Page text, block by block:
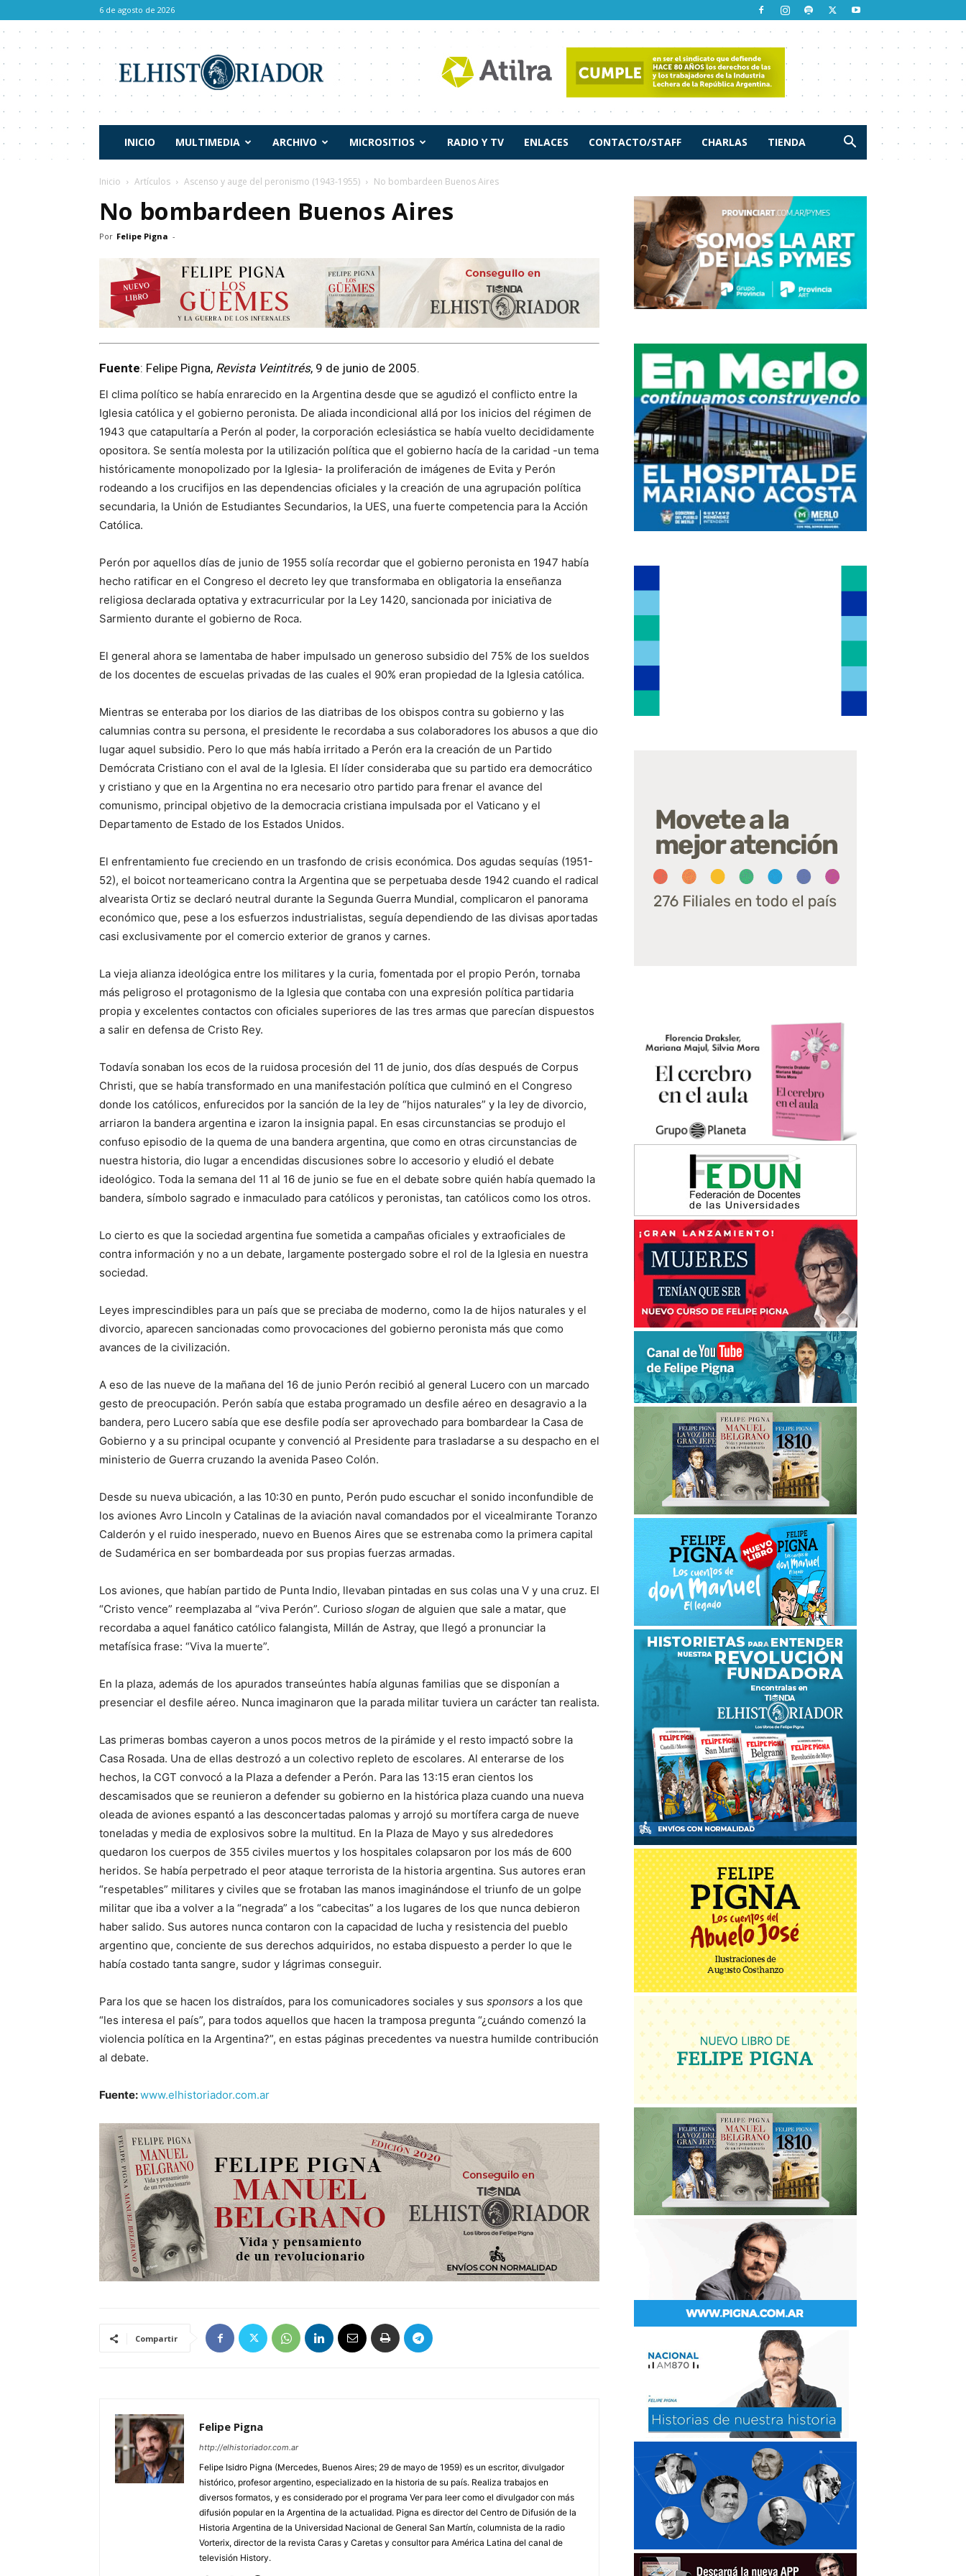
6 de agosto de 2026
Historiador
INICIO MULTIMEDIA ARCHIVO MICROSITIOS RADIO Y TV ENLACES CONTACTO/STAFF CHARLAS TIENDA
Inicio Artículos Ascenso y auge del peronismo (1943-1955) No bombardeen Buenos Aires
No bombardeen Buenos Aires
Por Felipe Pigna -
Fuente: Felipe Pigna, Revista Veintitrés, 9 de junio de 2005.
El clima político se había enrarecido en la Argentina desde que se agudizó el conflicto entre la
Iglesia católica y el gobierno peronista. De aliada incondicional allá por los inicios del régimen de
1943 que catapultaría a Perón al poder, la corporación eclesiástica se había vuelto decididamente
opositora. Se sentía molesta por la utilización política que el gobierno hacía de la caridad -un tema
históricamente monopolizado por la Iglesia- la proliferación de imágenes de Evita y Perón
rodeando a los crucifijos en las dependencias oficiales y la creación de una agrupación política
secundaria, la Unión de Estudiantes Secundarios, la UES, una fuerte competencia para la Acción
Católica.
Perón por aquellos días de junio de 1955 solía recordar que el gobierno peronista en 1947 había
hecho ratificar en el Congreso el decreto ley que transformaba en obligatoria la enseñanza
religiosa declarada optativa y extracurricular por la Ley 1420, sancionada por iniciativa de
Sarmiento durante el gobierno de Roca.
El general ahora se lamentaba de haber impulsado un generoso subsidio del 75% de los sueldos
de los docentes de escuelas privadas de las cuales el 90% eran propiedad de la Iglesia católica.
Mientras se enteraba por los diarios de las diatribas de los obispos contra su gobierno y las
calumnias contra su persona, el presidente le recordaba a sus colaboradores los abusos a que dio
lugar aquel subsidio. Pero lo que más había irritado a Perón era la creación de un Partido
Demócrata Cristiano con el aval de la Iglesia. El líder consideraba que su partido era democrático
y cristiano y que en la Argentina no era necesario otro partido para frenar el avance del
comunismo, principal objetivo de la democracia cristiana impulsada por el Vaticano y el
Departamento de Estado de los Estados Unidos.
El enfrentamiento fue creciendo en un trasfondo de crisis económica. Dos agudas sequías (1951-
52), el boicot norteamericano contra la Argentina que se perpetuaba desde 1942 cuando el radical
alvearista Ortiz se declaró neutral durante la Segunda Guerra Mundial, complicaron el panorama
económico que, pese a los esfuerzos industrialistas, seguía dependiendo de las divisas aportadas
casi exclusivamente por el comercio exterior de granos y carnes.
La vieja alianza ideológica entre los militares y la curia, fomentada por el propio Perón, tornaba
más peligroso el protagonismo de la Iglesia que contaba con una expresión política partidaria
propia y excelentes contactos con oficiales superiores de las tres armas que parecían dispuestos
a salir en defensa de Cristo Rey.
Todavía sonaban los ecos de la ruidosa procesión del 11 de junio, dos días después de Corpus
Christi, que se había transformado en una manifestación política que culminó en el Congreso
donde los católicos, enfurecidos por la sanción de la ley de “hijos naturales” y la ley de divorcio,
arriaron la bandera argentina e izaron la insignia papal. En esas circunstancias se produjo el
confuso episodio de la quema de una bandera argentina, que como en otras circunstancias de
nuestra historia, dio lugar a encendidas discusiones sobre lo accesorio y eludió el debate
ideológico. Toda la semana del 11 al 16 de junio se fue en el debate sobre quién había quemado la
bandera, símbolo sagrado e inmaculado para católicos y peronistas, tan católicos como los otros.
Lo cierto es que la sociedad argentina fue sometida a campañas oficiales y extraoficiales de
contra información y no a un debate, largamente postergado sobre el rol de la Iglesia en nuestra
sociedad.
Leyes imprescindibles para un país que se preciaba de moderno, como la de hijos naturales y el
divorcio, aparecen sancionadas como provocaciones del gobierno peronista más que como
avances de la civilización.
A eso de las nueve de la mañana del 16 de junio Perón recibió al general Lucero con un marcado
gesto de preocupación. Perón sabía que estaba programado un desfile aéreo en desagravio a la
bandera, pero Lucero sabía que ese desfile podía ser aprovechado para bombardear la Casa de
Gobierno y a su principal ocupante y convenció al Presidente para trasladarse a su despacho en el
ministerio de Guerra cruzando la avenida Paseo Colón.
Desde su nueva ubicación, a las 10:30 en punto, Perón pudo escuchar el sonido inconfundible de
los aviones Avro Lincoln y Catalinas de la aviación naval comandados por el vicealmirante Toranzo
Calderón y el ruido inesperado, nuevo en Buenos Aires que se estrenaba como la primera capital
de Sudamérica en ser bombardeada por sus propias fuerzas armadas.
Los aviones, que habían partido de Punta Indio, llevaban pintadas en sus colas una V y una cruz. El
“Cristo vence” reemplazaba al “viva Perón”. Curioso slogan de alguien que sale a matar, que
recordaba a aquel fanático católico falangista, Millán de Astray, que llegó a pronunciar la
metafísica frase: “Viva la muerte”.
En la plaza, además de los apurados transeúntes había algunas familias que se disponían a
presenciar el desfile aéreo. Nunca imaginaron que la parada militar tuviera un carácter tan realista.
Las primeras bombas cayeron a unos pocos metros de la pirámide y el resto impactó sobre la
Casa Rosada. Una de ellas destrozó a un colectivo repleto de escolares. Al enterarse de los
hechos, la CGT convocó a la Plaza a defender a Perón. Para las 13:15 eran cientos los
descamisados que se reunieron a defender su gobierno en la histórica plaza cuando una nueva
oleada de aviones espantó a las desconcertadas palomas y arrojó su mortífera carga de nueve
toneladas y media de explosivos sobre la multitud. En la Plaza de Mayo y sus alrededores
quedaron los cuerpos de 355 civiles muertos y los hospitales colapsaron por los más de 600
heridos. Se había perpetrado el peor ataque terrorista de la historia argentina. Sus autores eran
“respetables” militares y civiles que se frotaban las manos imaginándose el triunfo de un golpe
militar que iba a volver a la “negrada” a los “cabecitas” a los lugares de los que nunca debieron
haber salido. Sus autores nunca contaron con la capacidad de lucha y resistencia del pueblo
argentino que, conciente de sus derechos adquiridos, no estaba dispuesto a perder lo que le
había costado tanta sangre, sudor y lágrimas conseguir.
Para los que se hacen los distraídos, para los comunicadores sociales y sus sponsors a los que
“les interesa el país”, para todos aquellos que hacen la tramposa pregunta “¿cuándo comenzó la
violencia política en la Argentina?”, en estas páginas precedentes va nuestra humilde contribución
al debate.
Fuente:www.elhistoriador.com.ar
Compartir
Felipe Pigna
http://elhistoriador.com.ar
Felipe Isidro Pigna (Mercedes, Buenos Aires; 29 de mayo de 1959) es un escritor, divulgador
histórico, profesor argentino, especializado en la historia de su país. Realiza trabajos en
diversos formatos, y es considerado por el programa Ver para leer como el divulgador con más
difusión popular en la Argentina de la actualidad. Pigna es director del Centro de Difusión de la
Historia Argentina de la Universidad Nacional de General San Martín, columnista de la radio
Vorterix, director de la revista Caras y Caretas y consultor para América Latina del canal de
televisión History.